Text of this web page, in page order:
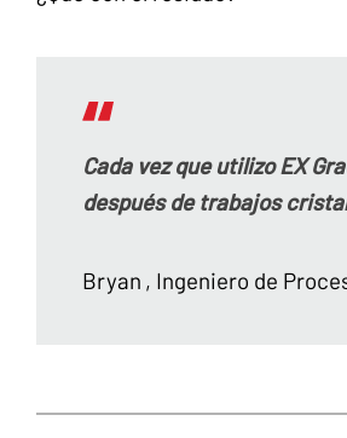
Cada vez que utilizo EX
después de trabajos
Bryan , Ingeniero de